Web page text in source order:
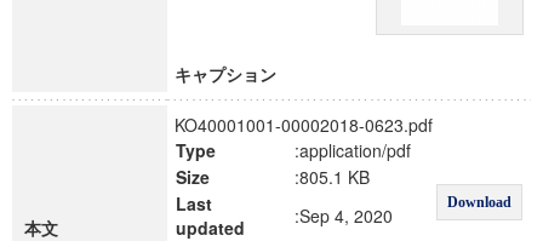
キャプション
本文
KO40001001-00002018-0623.pdf
Type
:application/pdf
Download
Size
:805.1 KB
Last
updated
:Sep 4, 2020